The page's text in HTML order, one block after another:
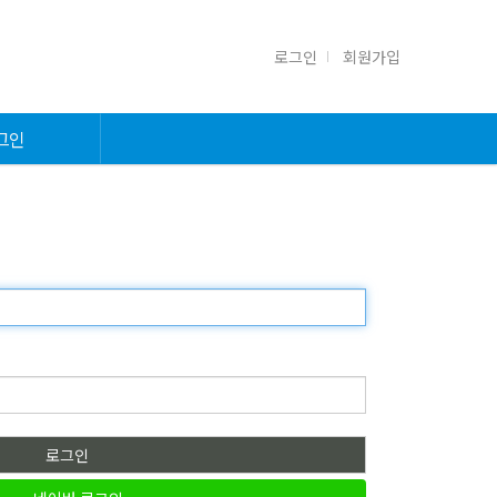
로그인 회원가입
인
로그인